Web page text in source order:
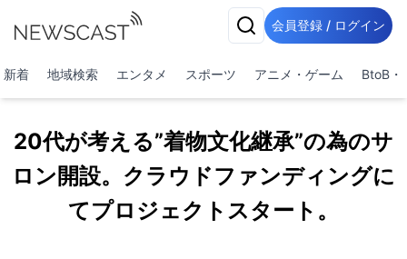
会員登録 / ログイン
新着 地域検索 エンタメ スポーツ アニメ・ゲーム BtoB・
20代が考える”着物文化継承”の為のサ
ロン開設。クラウドファンディングに
てプロジェクトスタート。